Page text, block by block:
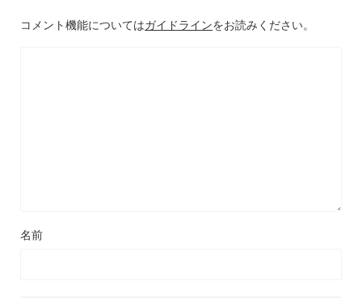
コメント機能についてはガイドラインをお読みください。
名前